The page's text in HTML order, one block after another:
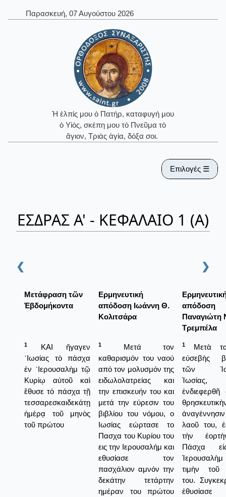
Παρασκευή, 07 Αυγούστου 2026
Ἡ ἐλπίς μου ὁ Πατήρ, καταφυγή μου
ὁ Υἱός, σκέπη μου τὸ Πνεῦμα τὸ
ἅγιον, Τριὰς ἁγία, δόξα σοι.
Επιλογές ☰
ΕΣΔΡΑΣ Α' - ΚΕΦΑΛΑΙΟ 1 (Α)
❮ ❯
Μετάφραση τῶν
Ἑβδομήκοντα
Ερμηνευτική
απόδοση Ιωάννη Θ.
Κολιτσάρα
απόδοση
Παναγιώτη
Τρεμπέλα
1
ΚΑΙ ἤγαγεν
᾿Ιωσίας τὸ πάσχα
ἐν ῾Ιερουσαλὴμ τῷ
Κυρίῳ αὐτοῦ καὶ
ἔθυσε τὸ πάσχα τῇ
τεσσαρεσκαιδεκάτῃ
ἡμέρᾳ τοῦ μηνὸς
τοῦ πρώτου
1
Μετά τον
καθαρισμόν του ναού
από τον μολυσμόν της
ειδωλολατρείας και
την επισκευήν του και
μετά την εύρεσιν του
βιβλίου του νόμου, ο
Ιωσίας εώρτασε το
Πασχα του Κυρίου του
εις την Ιερουσαλήμ και
εθυσίασε τον
πασχάλιον αμνόν την
δεκάτην τετάρτην
ημέραν του πρώτου
1
Μετὰ
εὐσεβὴς
τῶν
ἐνδιεφερθῆ
λαοῦ του,
τὴν
Πάσχα
τιμὴν τοῦ
του.